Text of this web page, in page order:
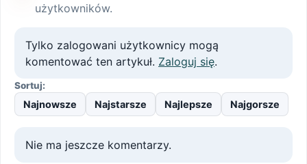
użytkowników.
Tylko zalogowani użytkownicy mogą
komentować ten artykuł. Zaloguj się.
Sortuj:
Najnowsze Najstarsze Najlepsze Najgorsze
Nie ma jeszcze komentarzy.